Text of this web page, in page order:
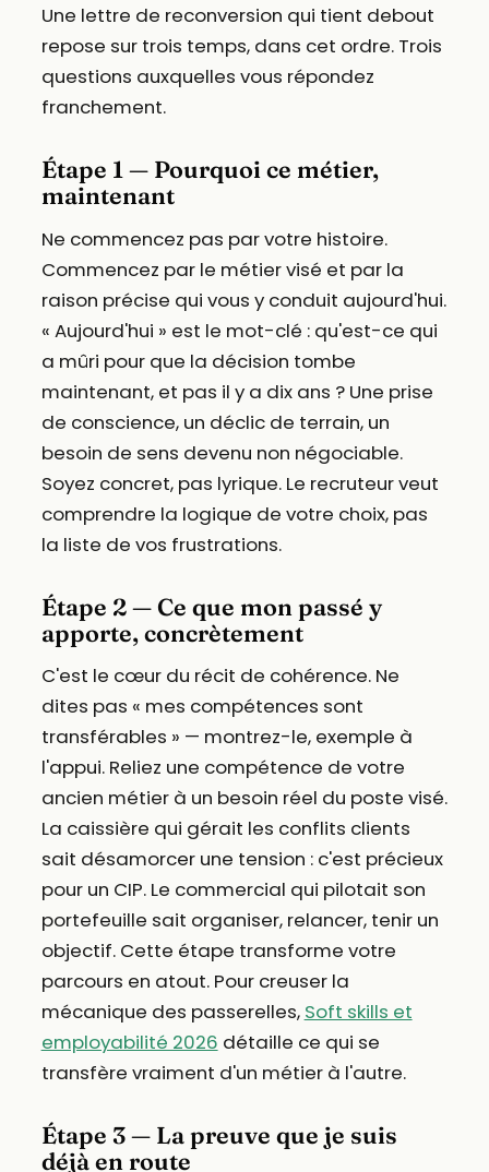
Une lettre de reconversion qui tient debout
repose sur trois temps, dans cet ordre. Trois
questions auxquelles vous répondez
franchement.
Étape 1 — Pourquoi ce métier,
maintenant
Ne commencez pas par votre histoire.
Commencez par le métier visé et par la
raison précise qui vous y conduit aujourd'hui.
« Aujourd'hui » est le mot-clé : qu'est-ce qui
a mûri pour que la décision tombe
maintenant, et pas il y a dix ans ? Une prise
de conscience, un déclic de terrain, un
besoin de sens devenu non négociable.
Soyez concret, pas lyrique. Le recruteur veut
comprendre la logique de votre choix, pas
la liste de vos frustrations.
Étape 2 — Ce que mon passé y
apporte, concrètement
C'est le cœur du récit de cohérence. Ne
dites pas « mes compétences sont
transférables » — montrez-le, exemple à
l'appui. Reliez une compétence de votre
ancien métier à un besoin réel du poste visé.
La caissière qui gérait les conflits clients
sait désamorcer une tension : c'est précieux
pour un CIP. Le commercial qui pilotait son
portefeuille sait organiser, relancer, tenir un
objectif. Cette étape transforme votre
parcours en atout. Pour creuser la
mécanique des passerelles, Soft skills et
employabilité 2026 détaille ce qui se
transfère vraiment d'un métier à l'autre.
Étape 3 — La preuve que je suis
déjà en route